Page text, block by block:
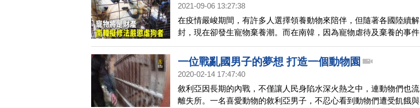
2021-09-06 13:27:38
在疫情嚴峻期間，有許多人選擇領養動物來陪伴，但隨著各國陸續解
封，現在卻發生寵物棄養潮。而在南韓，因為寵物虐待及棄養的事件
不斷增加，當局擬修法給予動物合法地位，虐狗和遺棄寵物的人，將
面臨更嚴厲的罰則。
一位戰亂國男子的夢想 打造一個動物園
2020-02-14 17:47:40
敘利亞因長期的內戰，不僅讓人民身陷水深火熱之中，連動物們也流
離失所。一名喜愛動物的敘利亞男子，不忍心看到動物們遭受飢餓與